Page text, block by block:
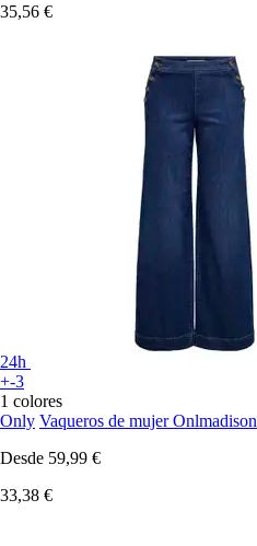
35,56 €
24h
+-3
1 colores
Only Vaqueros de mujer Onlmadison
Desde 59,99 €
33,38 €